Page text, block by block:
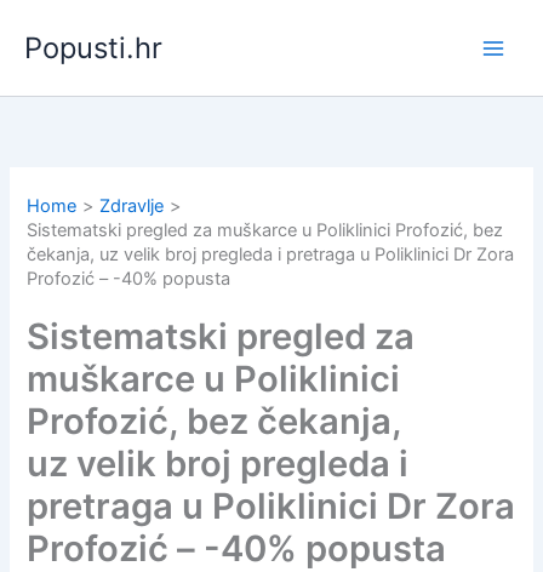
content
Popusti.hr
Home
Zdravlje
Sistematski pregled za muškarce u Poliklinici Profozić, bez
čekanja, uz velik broj pregleda i pretraga u Poliklinici Dr Zora
Profozić – -40% popusta
Sistematski pregled za
muškarce u Poliklinici
Profozić, bez čekanja,
uz velik broj pregleda i
pretraga u Poliklinici Dr Zora
Profozić – -40% popusta